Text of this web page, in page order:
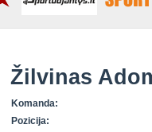
Žilvinas
Komanda:
Pozicija: